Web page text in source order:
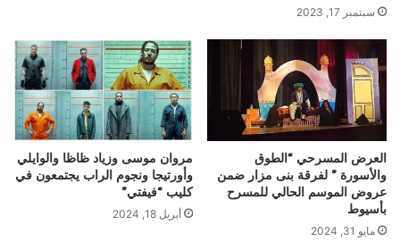
سبتمبر 17, 2023
العرض المسرحي “الطوق
والأسورة ” لفرقة بنى مزار ضمن
عروض الموسم الحالي للمسرح
بأسيوط
مايو 31, 2024
مروان موسى وزياد ظاظا والوايلي
وأورتيجا ونجوم الراب يجتمعون في
كليب “فيفتي”
أبريل 18, 2024